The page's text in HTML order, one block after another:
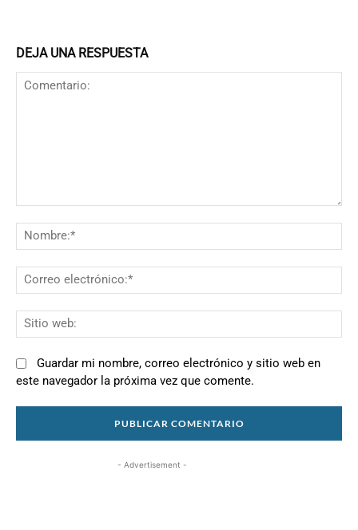
DEJA UNA RESPUESTA
Guardar mi nombre, correo electrónico y sitio web en
este navegador la próxima vez que comente.
- Advertisement -